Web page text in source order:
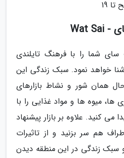
سای شما را با فرهنگ تایلندی
خواهد نمود. سبک زندگی این
همان شور و نشاط بازارهای
ها، میوه ها و مواد غذایی را با
می کنید. علاوه بر بازار پیشنهاد
هم سر بزنید و از تاثیرات
سبک زندگی در این منطقه دیدن